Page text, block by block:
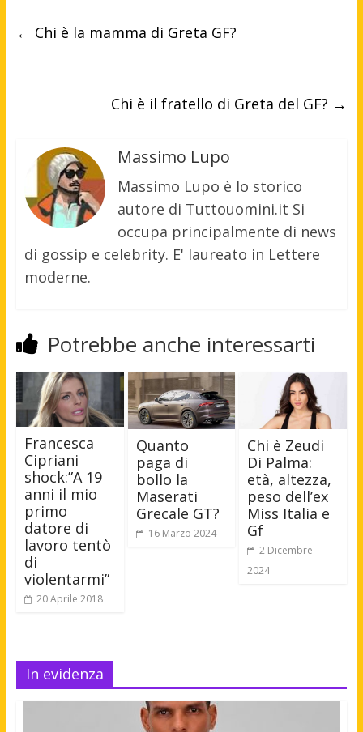
← Chi è la mamma di Greta GF?
Chi è il fratello di Greta del GF? →
Massimo Lupo
Massimo Lupo è lo storico
autore di Tuttouomini.it Si
occupa principalmente di news
di gossip e celebrity. E' laureato in Lettere
moderne.
Potrebbe anche interessarti
Francesca
Cipriani
shock:”A 19
anni il mio
primo
datore di
lavoro tentò
di
violentarmi”
20 Aprile 2018
Quanto
paga di
bollo la
Maserati
Grecale GT?
16 Marzo 2024
Chi è Zeudi
Di Palma:
età, altezza,
peso dell’ex
Miss Italia e
Gf
2 Dicembre
2024
In evidenza